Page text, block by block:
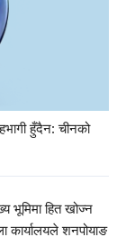
हुँदैन: चीनको
भूमिमा हित खोज्न
कार्यालयले शनपोयाङ